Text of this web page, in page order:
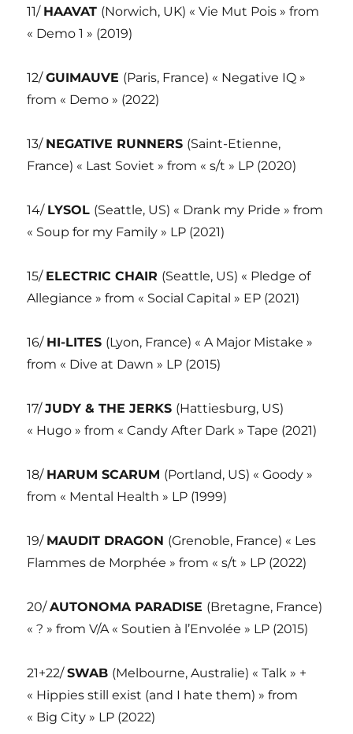
11/ HAAVAT (Norwich, UK) « Vie Mut Pois » from
« Demo 1 » (2019)
12/GUIMAUVE (Paris, France) « Negative IQ »
from « Demo » (2022)
13/ NEGATIVE RUNNERS (Saint-Etienne,
France) « Last Soviet » from « s/t » LP (2020)
14/ LYSOL (Seattle, US) « Drank my Pride » from
« Soup for my Family » LP (2021)
15/ ELECTRIC CHAIR (Seattle, US) « Pledge of
Allegiance » from « Social Capital » EP (2021)
16/ HI-LITES (Lyon, France) « A Major Mistake »
from « Dive at Dawn » LP (2015)
17/JUDY & THE JERKS (Hattiesburg, US)
« Hugo » from « Candy After Dark » Tape (2021)
18/ HARUM SCARUM (Portland, US) « Goody »
from « Mental Health » LP (1999)
19/ MAUDIT DRAGON (Grenoble, France) « Les
Flammes de Morphée » from « s/t » LP (2022)
20/AUTONOMA PARADISE (Bretagne, France)
« ? » from V/A « Soutien à l’Envolée » LP (2015)
21+22/SWAB (Melbourne, Australie) « Talk » +
« Hippies still exist (and I hate them) » from
« Big City » LP (2022)